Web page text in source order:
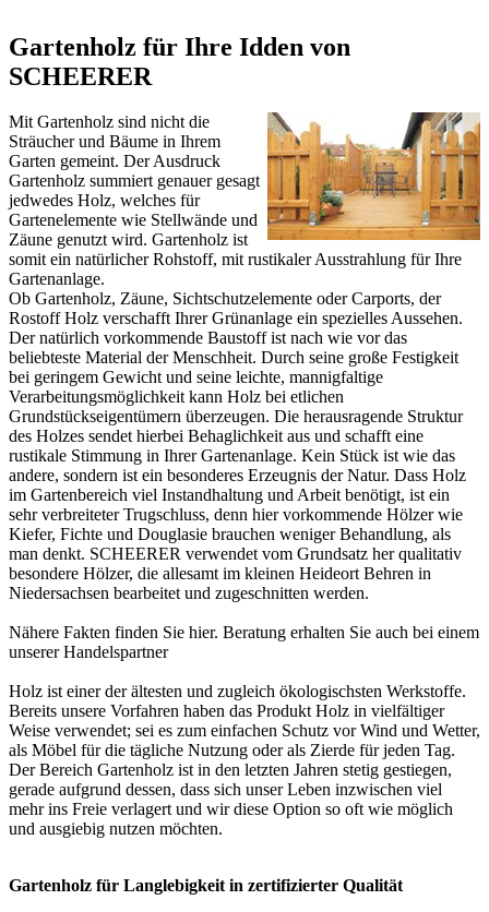
Gartenholz für Ihre Idden von
SCHEERER
Mit Gartenholz sind nicht die
Sträucher und Bäume in Ihrem
Garten gemeint. Der Ausdruck
Gartenholz summiert genauer gesagt
jedwedes Holz, welches für
Gartenelemente wie Stellwände und
Zäune genutzt wird. Gartenholz ist
somit ein natürlicher Rohstoff, mit rustikaler Ausstrahlung für Ihre
Gartenanlage.
Ob Gartenholz, Zäune, Sichtschutzelemente oder Carports, der
Rostoff Holz verschafft Ihrer Grünanlage ein spezielles Aussehen.
Der natürlich vorkommende Baustoff ist nach wie vor das
beliebteste Material der Menschheit. Durch seine große Festigkeit
bei geringem Gewicht und seine leichte, mannigfaltige
Verarbeitungsmöglichkeit kann Holz bei etlichen
Grundstückseigentümern überzeugen. Die herausragende Struktur
des Holzes sendet hierbei Behaglichkeit aus und schafft eine
rustikale Stimmung in Ihrer Gartenanlage. Kein Stück ist wie das
andere, sondern ist ein besonderes Erzeugnis der Natur. Dass Holz
im Gartenbereich viel Instandhaltung und Arbeit benötigt, ist ein
sehr verbreiteter Trugschluss, denn hier vorkommende Hölzer wie
Kiefer, Fichte und Douglasie brauchen weniger Behandlung, als
man denkt. SCHEERER verwendet vom Grundsatz her qualitativ
besondere Hölzer, die allesamt im kleinen Heideort Behren in
Niedersachsen bearbeitet und zugeschnitten werden.
Nähere Fakten finden Sie hier. Beratung erhalten Sie auch bei einem
unsererHandelspartner
Holz ist einer der ältesten und zugleich ökologischsten Werkstoffe.
Bereits unsere Vorfahren haben das Produkt Holz in vielfältiger
Weise verwendet; sei es zum einfachen Schutz vor Wind und Wetter,
als Möbel für die tägliche Nutzung oder als Zierde für jeden Tag.
Der Bereich Gartenholz ist in den letzten Jahren stetig gestiegen,
gerade aufgrund dessen, dass sich unser Leben inzwischen viel
mehr ins Freie verlagert und wir diese Option so oft wie möglich
und ausgiebig nutzen möchten.
Gartenholz für Langlebigkeit in zertifizierter Qualität